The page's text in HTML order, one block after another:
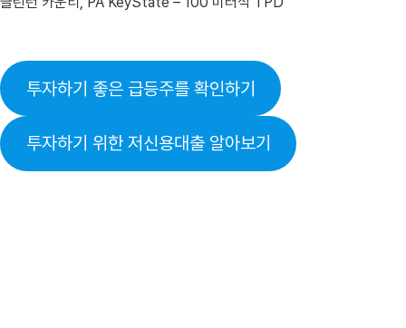
투자하기 좋은 급등주를 확인하기
투자하기 위한 저신용대출 알아보기